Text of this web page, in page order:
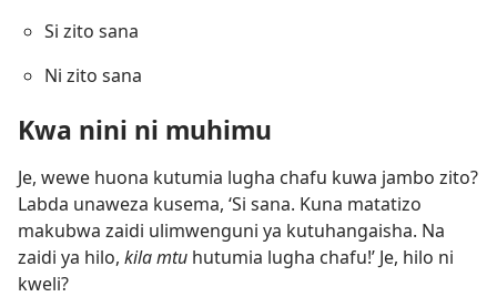
Si zito sana
Ni zito sana
Kwa nini ni muhimu
Je, wewe huona kutumia lugha chafu kuwa jambo zito?
Labda unaweza kusema, ‘Si sana. Kuna matatizo
makubwa zaidi ulimwenguni ya kutuhangaisha. Na
zaidi ya hilo, kila mtu hutumia lugha chafu!’ Je, hilo ni
kweli?